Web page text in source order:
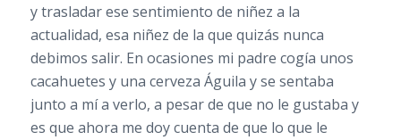
y trasladar ese sentimiento de niñez a la
actualidad, esa niñez de la que quizás nunca
debimos salir. En ocasiones mi padre cogía unos
cacahuetes y una cerveza Águila y se sentaba
junto a mí a verlo, a pesar de que no le gustaba y
es que ahora me doy cuenta de que lo que le